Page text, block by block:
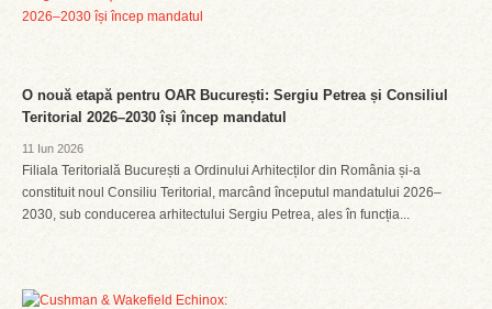
O nouă etapă pentru OAR București: Sergiu Petrea și Consiliul
Teritorial 2026–2030 își încep mandatul
11 Iun 2026
Filiala Teritorială București a Ordinului Arhitecților din România și-a
constituit noul Consiliu Teritorial, marcând începutul mandatului 2026–
2030, sub conducerea arhitectului Sergiu Petrea, ales în funcția...